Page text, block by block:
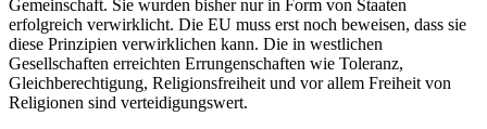
Gemeinschaft. Sie wurden bisher nur in Form von Staaten
erfolgreich verwirklicht. Die EU muss erst noch beweisen, dass sie
diese Prinzipien verwirklichen kann. Die in westlichen
Gesellschaften erreichten Errungenschaften wie Toleranz,
Gleichberechtigung, Religionsfreiheit und vor allem Freiheit von
Religionen sind verteidigungswert.